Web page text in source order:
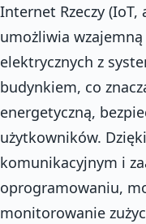
Internet Rzeczy
umożliwia
elektrycznych z
budynkiem, co
energetyczną,
użytkowników.
komunikacyjnym i
oprogramowaniu,
monitorowanie